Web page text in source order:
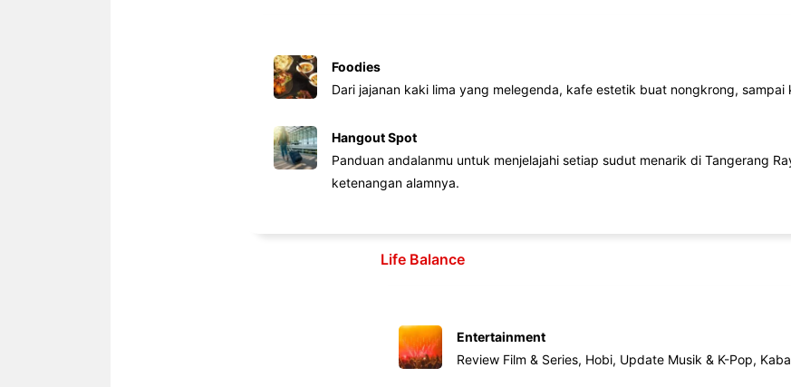
Foodies
Dari jajanan kaki lima yang melegenda, kafe estetik buat nongkrong,
Hangout Spot
Panduan andalanmu untuk menjelajahi setiap sudut menarik di Tangerang
ketenangan alamnya.
Life Balance
Entertainment
Review Film & Series, Hobi, Update Musik & K-Pop,